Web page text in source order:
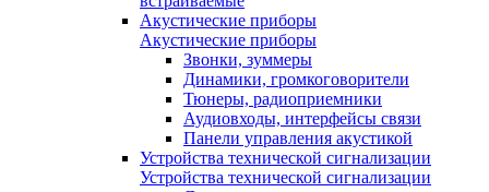
Акустические приборы
Акустические приборы
Звонки, зуммеры
Динамики, громкоговорители
Тюнеры, радиоприемники
Аудиовходы, интерфейсы связи
Панели управления акустикой
Устройства технической сигнализации
Устройства технической сигнализации